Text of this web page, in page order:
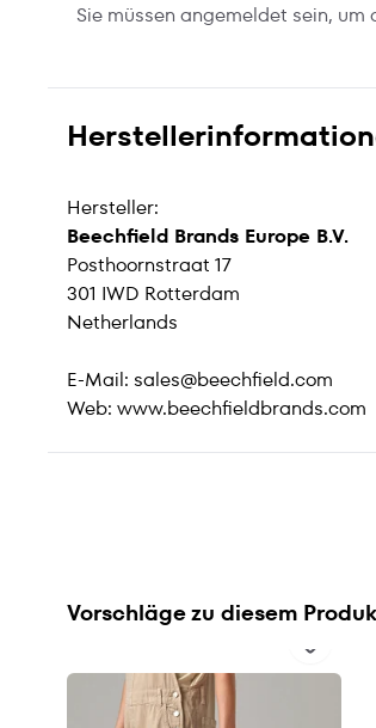
Sie müssen angemeldet sein,
Hersteller:
Beechfield Brands Europe B.V.
Posthoornstraat 17
301 IWD Rotterdam
Netherlands
E-Mail: sales@beechfield.com
Web: www.beechfieldbrands.com
Vorschläge zu diesem